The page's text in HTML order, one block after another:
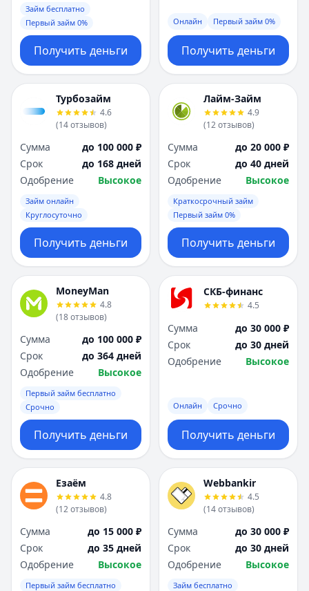
Займ бесплатно
Первый займ 0%
Получить деньги
Онлайн Первый займ 0%
Получить деньги
Турбозайм
4.6
(14отзывов)
Сумма
до 100 000 ₽
Срок
до 168 дней
Одобрение
Высокое
Займ онлайн
Круглосуточно
Получить деньги
Лайм-Займ
4.9
(12отзывов)
Сумма
до 20 000 ₽
Срок
до 40 дней
Одобрение
Высокое
Краткосрочный займ
Первый займ 0%
Получить деньги
MoneyMan
4.8
(18отзывов)
Сумма
до 100 000 ₽
Срок
до 364 дней
Одобрение
Высокое
Первый займ бесплатно
Срочно
Получить деньги
СКБ-финанс
4.5
Сумма
до 30 000 ₽
Срок
до 30 дней
Одобрение
Высокое
Онлайн Срочно
Получить деньги
Езаём
4.8
(12отзывов)
Сумма
до 15 000 ₽
Срок
до 35 дней
Одобрение
Высокое
Первый займ бесплатно
Webbankir
4.5
(14отзывов)
Сумма
до 30 000 ₽
Срок
до 30 дней
Одобрение
Высокое
Займ бесплатно